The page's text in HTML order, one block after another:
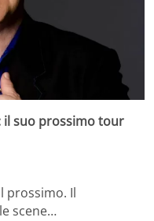
il suo prossimo tour
prossimo. Il
scene…